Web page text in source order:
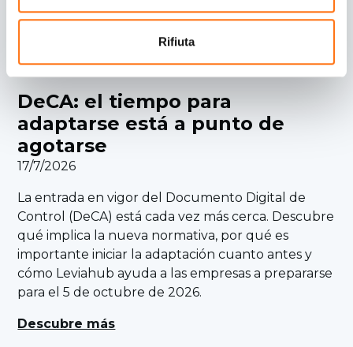
Rifiuta
DeCA: el tiempo para
adaptarse está a punto de
agotarse
17/7/2026
La entrada en vigor del Documento Digital de
Control (DeCA) está cada vez más cerca. Descubre
qué implica la nueva normativa, por qué es
importante iniciar la adaptación cuanto antes y
cómo Leviahub ayuda a las empresas a prepararse
para el 5 de octubre de 2026.
Descubre más